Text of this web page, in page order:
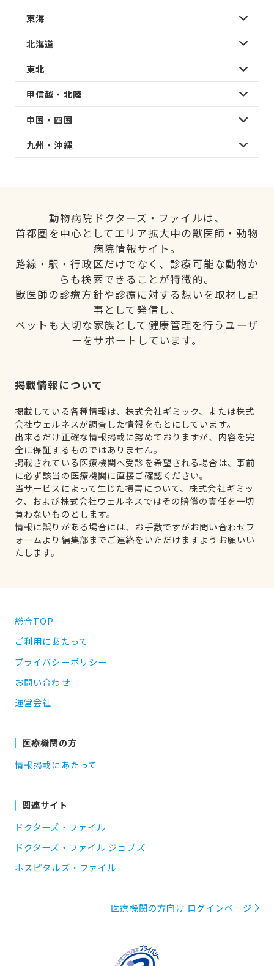
東海
北海道
東北
甲信越・北陸
中国・四国
九州・沖縄
動物病院ドクターズ・ファイルは、
首都圏を中心としてエリア拡大中の獣医師・動物
病院情報サイト。
路線・駅・行政区だけでなく、診療可能な動物か
らも検索できることが特徴的。
獣医師の診療方針や診療に対する想いを取材し記
事として発信し、
ペットも大切な家族として健康管理を行うユーザ
ーをサポートしています。
掲載情報について
掲載している各種情報は、株式会社ギミック、または株式
会社ウェルネスが調査した情報をもとにしています。
出来るだけ正確な情報掲載に努めておりますが、内容を完
全に保証するものではありません。
掲載されている医療機関へ受診を希望される場合は、事前
に必ず該当の医療機関に直接ご確認ください。
当サービスによって生じた損害について、株式会社ギミッ
ク、および株式会社ウェルネスではその賠償の責任を一切
負わないものとします。
情報に誤りがある場合には、お手数ですがお問い合わせフ
ォームより編集部までご連絡をいただけますようお願いい
たします。
総合TOP
ご利用にあたって
プライバシーポリシー
お問い合わせ
運営会社
医療機関の方
情報掲載にあたって
関連サイト
ドクターズ・ファイル
ドクターズ・ファイル ジョブズ
ホスピタルズ・ファイル
医療機関の方向け ログインページ